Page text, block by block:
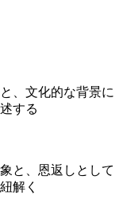
、文化的な背景に
する
と、恩返しとして
解く